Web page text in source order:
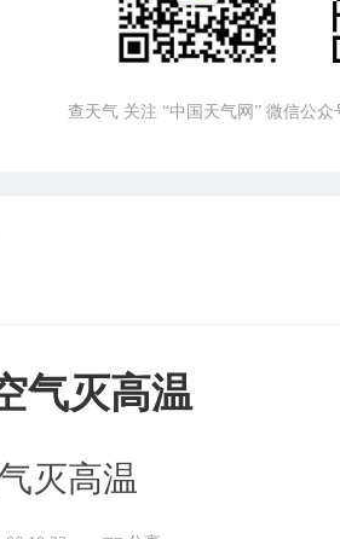
查天气 关注 “中国天气网” 微信公众
气灭高温
灭高温